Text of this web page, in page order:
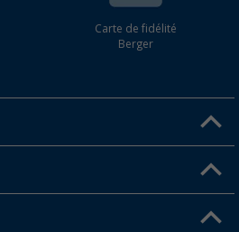
Carte de fidélité
Berger